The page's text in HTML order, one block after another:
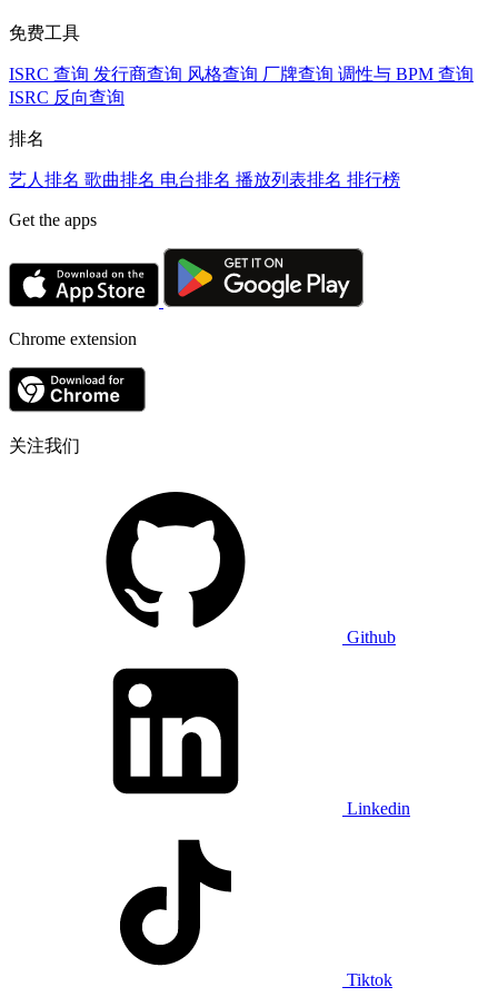
免费工具
ISRC 查询 发行商查询 风格查询 厂牌查询 调性与 BPM 查询
ISRC 反向查询
排名
艺人排名 歌曲排名 电台排名 播放列表排名 排行榜
Get the apps
Chrome extension
关注我们
Github
Linkedin
Tiktok